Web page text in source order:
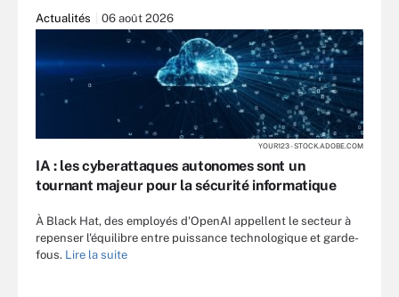
Actualités 06 août 2026
YOUR123 - STOCK.ADOBE.COM
IA : les cyberattaques autonomes sont un
tournant majeur pour la sécurité informatique
À Black Hat, des employés d'OpenAI appellent le secteur à
repenser l'équilibre entre puissance technologique et garde-
fous. Lire la suite